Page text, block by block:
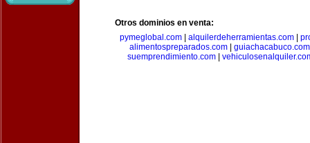
Otros dominios en venta:
pymeglobal.com| alquilerdeherramientas.com|
alimentospreparados.com| guiachacabuco.com
suemprendimiento.com|